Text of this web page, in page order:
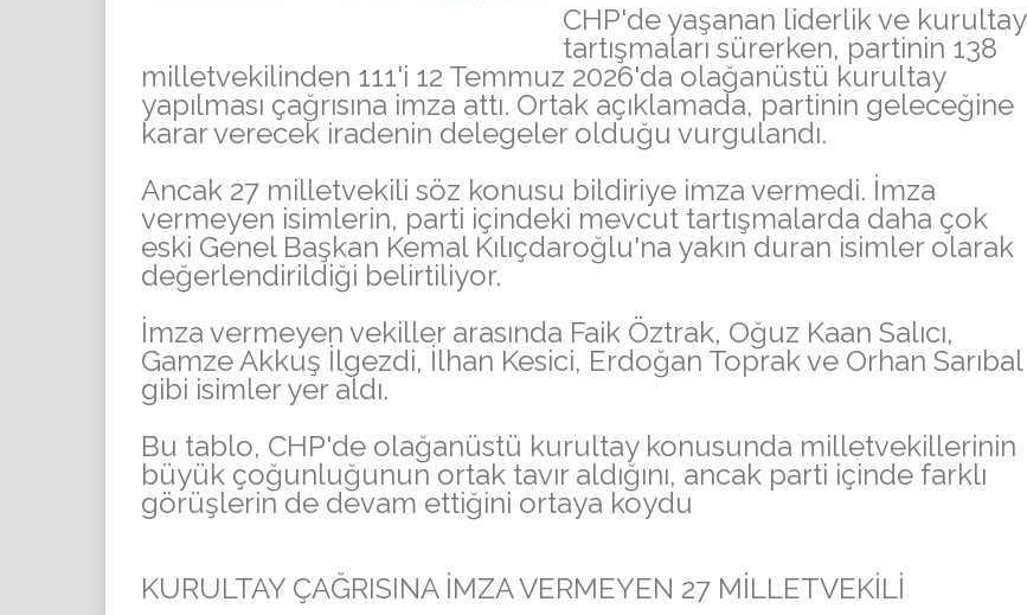
CHP'de yaşanan liderlik ve kurultay
tartışmaları sürerken, partinin 138
milletvekilinden 111'i 12 Temmuz 2026'da olağanüstü kurultay
yapılması çağrısına imza attı. Ortak açıklamada, partinin geleceğine
karar verecek iradenin delegeler olduğu vurgulandı.
Ancak 27 milletvekili söz konusu bildiriye imza vermedi. İmza
vermeyen isimlerin, parti içindeki mevcut tartışmalarda daha çok
eski Genel Başkan Kemal Kılıçdaroğlu'na yakın duran isimler olarak
değerlendirildiği belirtiliyor.
İmza vermeyen vekiller arasında Faik Öztrak, Oğuz Kaan Salıcı,
Gamze Akkuş İlgezdi, İlhan Kesici, Erdoğan Toprak ve Orhan Sarıbal
gibi isimler yer aldı.
Bu tablo, CHP'de olağanüstü kurultay konusunda milletvekillerinin
büyük çoğunluğunun ortak tavır aldığını, ancak parti içinde farklı
görüşlerin de devam ettiğini ortaya koydu
KURULTAY ÇAĞRISINA İMZA VERMEYEN 27 MİLLETVEKİLİ